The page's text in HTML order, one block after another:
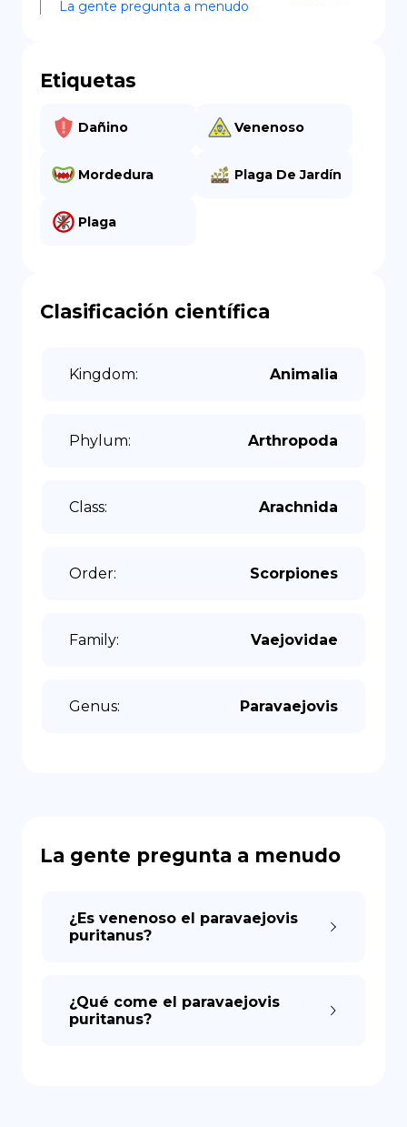
La gente pregunta a menudo
Etiquetas
Dañino Venenoso
Mordedura Plaga De Jardín
Plaga
Clasificación científica
Kingdom: Animalia
Phylum: Arthropoda
Class: Arachnida
Order: Scorpiones
Family: Vaejovidae
Genus: Paravaejovis
La gente pregunta a menudo
¿Es venenoso el paravaejovis
puritanus?
¿Qué come el paravaejovis
puritanus?